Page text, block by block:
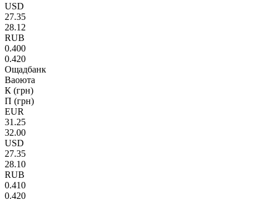
USD
27.35
28.12
RUB
0.400
0.420
Ощадбанк
Ваоюта
К (грн)
П (грн)
EUR
31.25
32.00
USD
27.35
28.10
RUB
0.410
0.420